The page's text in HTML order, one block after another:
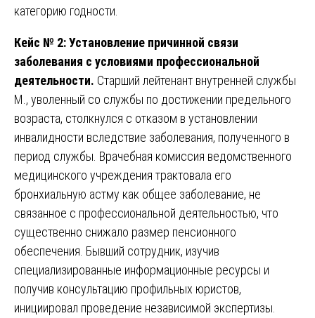
категорию годности.
Кейс № 2: Установление причинной связи
заболевания с условиями профессиональной
деятельности. Старший лейтенант внутренней службы
М., уволенный со службы по достижении предельного
возраста, столкнулся с отказом в установлении
инвалидности вследствие заболевания, полученного в
период службы. Врачебная комиссия ведомственного
медицинского учреждения трактовала его
бронхиальную астму как общее заболевание, не
связанное с профессиональной деятельностью, что
существенно снижало размер пенсионного
обеспечения. Бывший сотрудник, изучив
специализированные информационные ресурсы и
получив консультацию профильных юристов,
инициировал проведение независимой экспертизы.